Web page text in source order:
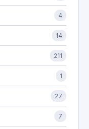
4
14
211
1
27
7